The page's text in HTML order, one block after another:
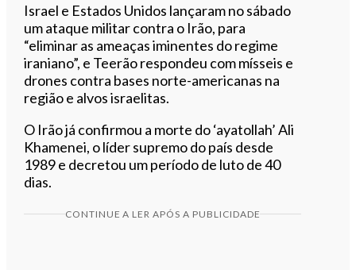
Israel e Estados Unidos lançaram no sábado
um ataque militar contra o Irão, para
“eliminar as ameaças iminentes do regime
iraniano”, e Teerão respondeu com mísseis e
drones contra bases norte-americanas na
região e alvos israelitas.
O Irão já confirmou a morte do ‘ayatollah’ Ali
Khamenei, o líder supremo do país desde
1989 e decretou um período de luto de 40
dias.
CONTINUE A LER APÓS A PUBLICIDADE